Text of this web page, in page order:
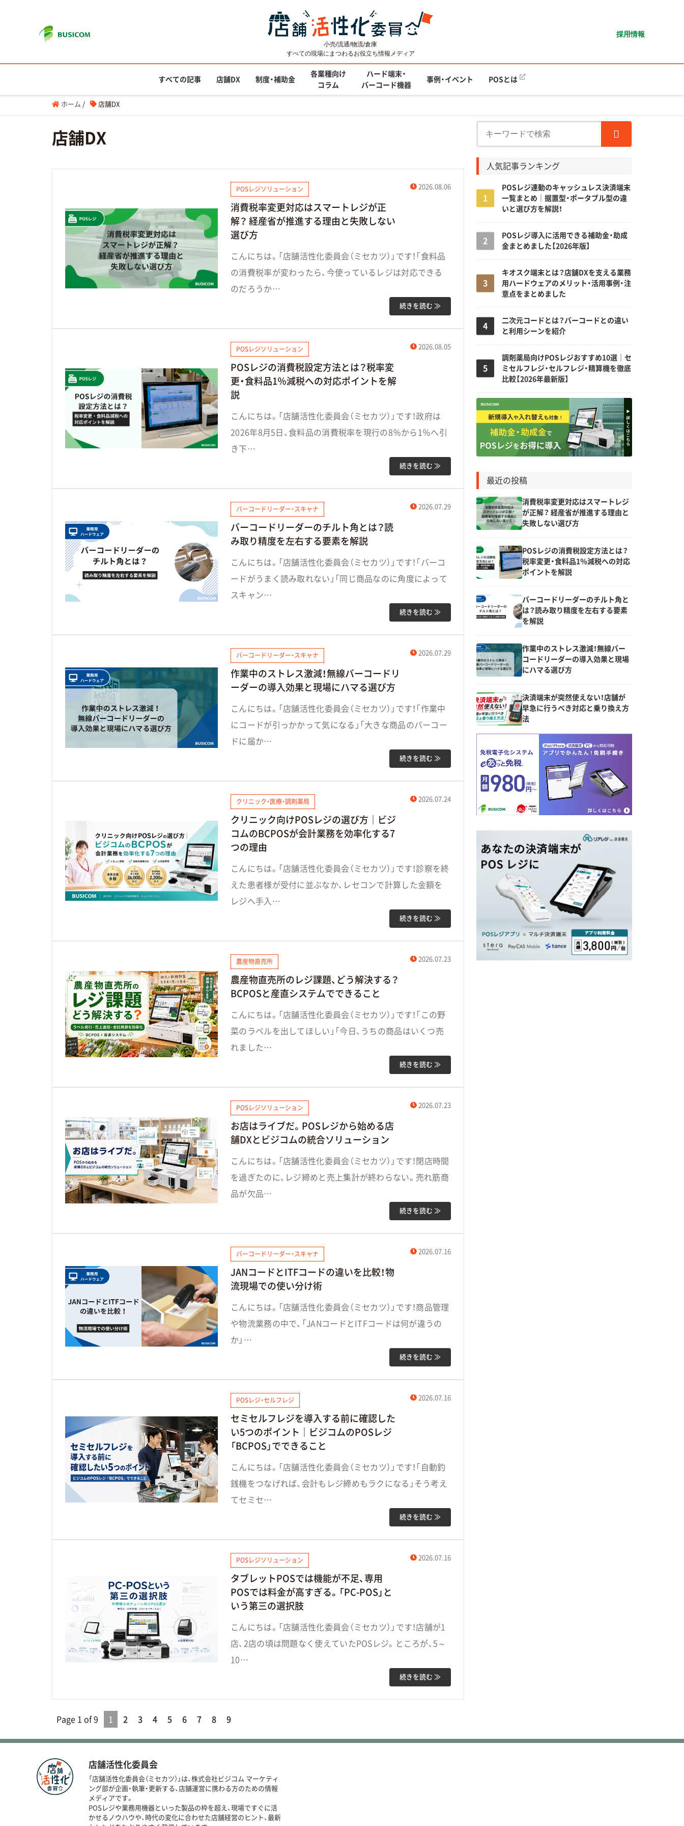
小売/流通/物流/倉庫
すべての現場にまつわるお役立ち情報メディア
採用情報
すべての記事 店舗DX 制度・補助金
各業種向け
コラム
ハード端末・
バーコード機器
事例・イベント POSとは
ホーム / 店舗DX
店舗DX
POSレジソリューション
消費税率変更対応はスマートレジが正
解？ 経産省が推進する理由と失敗しない
選び方
2026.08.06
こんにちは。「店舗活性化委員会（ミセカツ）」です！「食料品
の消費税率が変わったら、今使っているレジは対応できる
のだろうか…
続きを読む ≫
POSレジソリューション
POSレジの消費税設定方法とは？税率変
更・食料品1％減税への対応ポイントを解
説
2026.08.05
こんにちは。「店舗活性化委員会（ミセカツ）」です！政府は
2026年8月5日、食料品の消費税率を現行の8％から1％へ引
き下…
続きを読む ≫
バーコードリーダー・スキャナ
バーコードリーダーのチルト角とは？読
み取り精度を左右する要素を解説
2026.07.29
こんにちは。「店舗活性化委員会（ミセカツ）」です！「バーコ
ードがうまく読み取れない」「同じ商品なのに角度によって
スキャン…
続きを読む ≫
バーコードリーダー・スキャナ
作業中のストレス激減！無線バーコードリ
ーダーの導入効果と現場にハマる選び方
2026.07.29
こんにちは。「店舗活性化委員会（ミセカツ）」です！「作業中
にコードが引っかかって気になる」「大きな商品のバーコー
ドに届か…
続きを読む ≫
クリニック・医療・調剤薬局
クリニック向けPOSレジの選び方｜ビジ
コムのBCPOSが会計業務を効率化する7
つの理由
2026.07.24
こんにちは。「店舗活性化委員会（ミセカツ）」です！診察を終
えた患者様が受付に並ぶなか、レセコンで計算した金額を
レジへ手入…
続きを読む ≫
農産物直売所
農産物直売所のレジ課題、どう解決する？
BCPOSと産直システムでできること
2026.07.23
こんにちは。「店舗活性化委員会（ミセカツ）」です！「この野
菜のラベルを出してほしい」「今日、うちの商品はいくつ売
れました…
続きを読む ≫
POSレジソリューション
お店はライブだ。POSレジから始める店
舗DXとビジコムの統合ソリューション
2026.07.23
こんにちは。「店舗活性化委員会（ミセカツ）」です！閉店時間
を過ぎたのに、レジ締めと売上集計が終わらない。売れ筋商
品が欠品…
続きを読む ≫
バーコードリーダー・スキャナ
JANコードとITFコードの違いを比較！物
流現場での使い分け術
2026.07.16
こんにちは。「店舗活性化委員会（ミセカツ）」です！商品管理
や物流業務の中で、「JANコードとITFコードは何が違うの
か」…
続きを読む ≫
POSレジ・セルフレジ
セミセルフレジを導入する前に確認した
い5つのポイント｜ビジコムのPOSレジ
「BCPOS」でできること
2026.07.16
こんにちは。「店舗活性化委員会（ミセカツ）」です！「自動釣
銭機をつなげれば、会計もレジ締めもラクになる」そう考え
てセミセ…
続きを読む ≫
POSレジソリューション
タブレットPOSでは機能が不足、専用
POSでは料金が高すぎる。「PC-POS」と
いう第三の選択肢
2026.07.16
こんにちは。「店舗活性化委員会（ミセカツ）」です！店舗が1
店、2店の頃は問題なく使えていたPOSレジ。ところが、5～
10…
続きを読む ≫
Page 1 of 9 1 2 3 4 5 6 7 8 9
人気記事ランキング
POSレジ連動のキャッシュレス決済端末
一覧まとめ｜据置型・ポータブル型の違
いと選び方を解説！
POSレジ導入に活用できる補助金・助成
金まとめました【2026年版】
キオスク端末とは？店舗DXを支える業務
用ハードウェアのメリット・活用事例・注
意点をまとめました
二次元コードとは？バーコードとの違い
と利用シーンを紹介
調剤薬局向けPOSレジおすすめ10選｜セ
ミセルフレジ・セルフレジ・精算機を徹底
比較【2026年最新版】
最近の投稿
消費税率変更対応はスマートレジ
が正解？ 経産省が推進する理由と
失敗しない選び方
POSレジの消費税設定方法とは？
税率変更・食料品1％減税への対応
ポイントを解説
バーコードリーダーのチルト角と
は？読み取り精度を左右する要素
を解説
作業中のストレス激減！無線バー
コードリーダーの導入効果と現場
にハマる選び方
決済端末が突然使えない！店舗が
早急に行うべき対応と乗り換え方
法
店舗活性化委員会
「店舗活性化委員会（ミセカツ）」は、株式会社ビジコム マーケティ
ング部が企画・執筆・更新する、店舗運営に携わる方のための情報
メディアです。
POSレジや業務用機器といった製品の枠を超え、現場ですぐに活
かせるノウハウや、時代の変化に合わせた店舗経営のヒント、最新